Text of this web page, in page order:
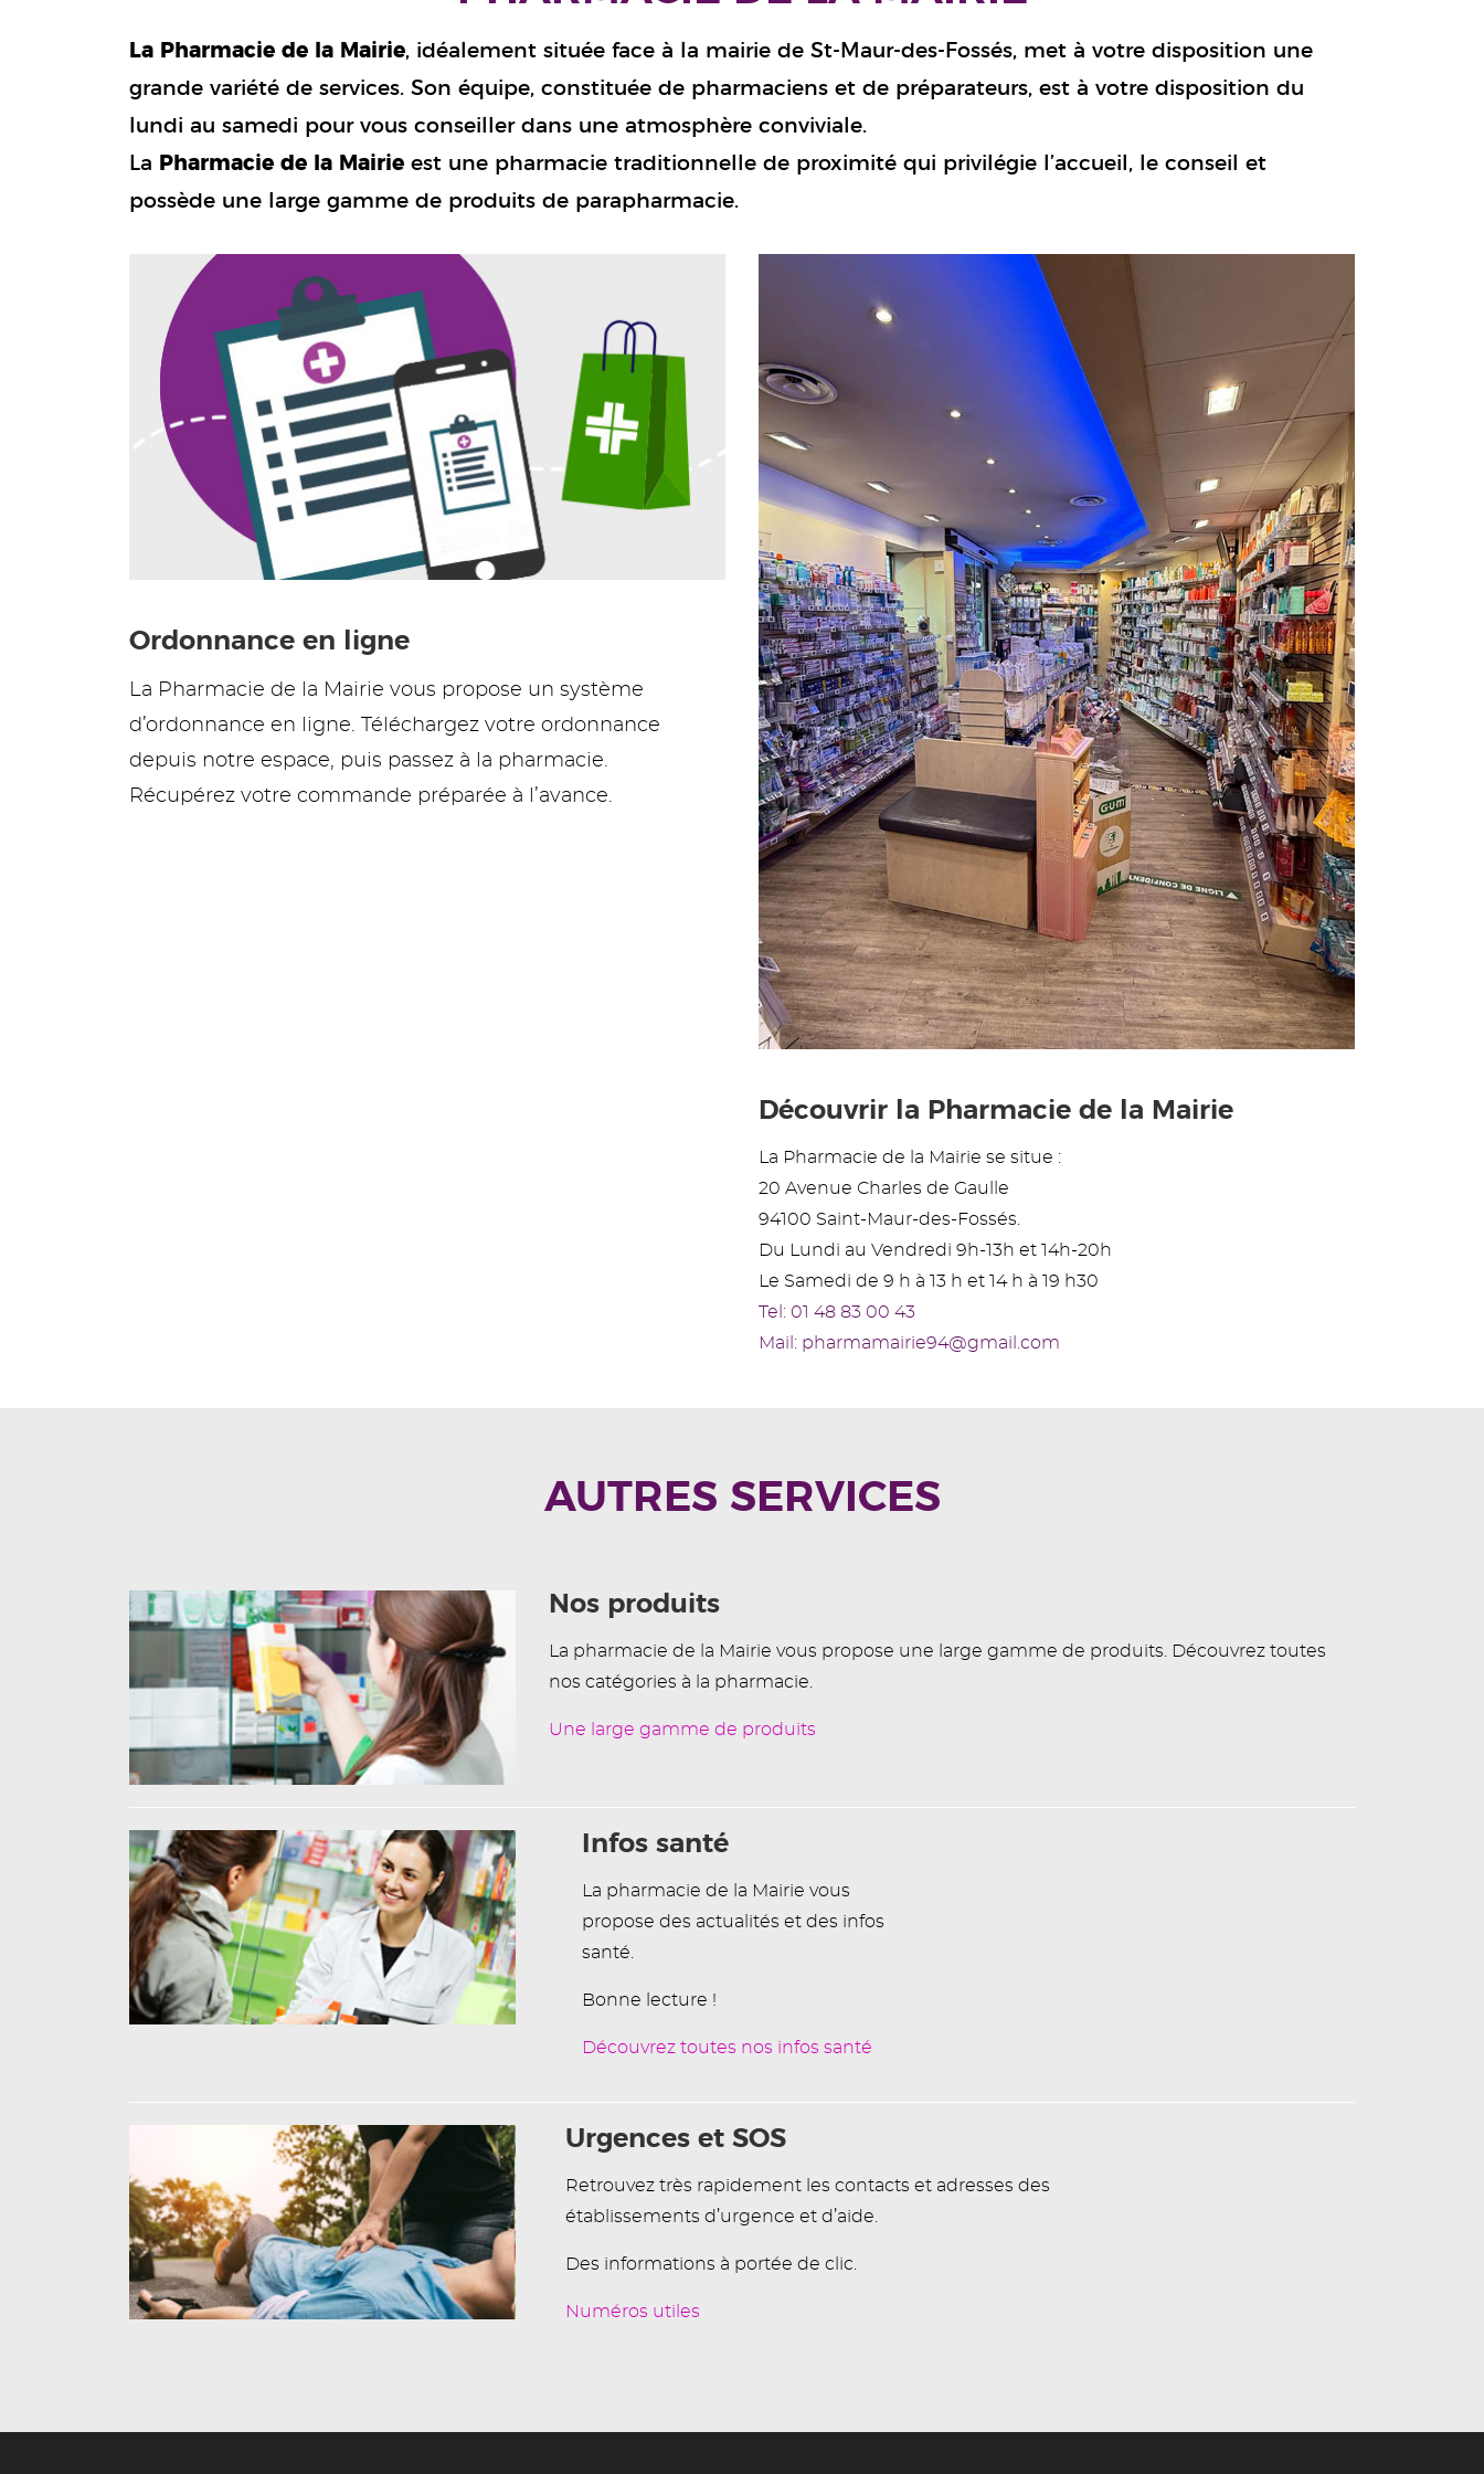
La Pharmacie de la Mairie, idéalement située face à la mairie de St-Maur-des-Fossés, met à votre disposition une
grande variété de services. Son équipe, constituée de pharmaciens et de préparateurs, est à votre disposition du
lundi au samedi pour vous conseiller dans une atmosphère conviviale.
La Pharmacie de la Mairie est une pharmacie traditionnelle de proximité qui privilégie l’accueil, le conseil et
possède une large gamme de produits de parapharmacie.
Ordonnance en ligne
La Pharmacie de la Mairie vous propose un système
d’ordonnance en ligne. Téléchargez votre ordonnance
depuis notre espace, puis passez à la pharmacie.
Récupérez votre commande préparée à l’avance.
Découvrir la Pharmacie de la Mairie
La Pharmacie de la Mairie se situe :
20 Avenue Charles de Gaulle
94100 Saint-Maur-des-Fossés.
Du Lundi au Vendredi 9h-13h et 14h-20h
Le Samedi de 9 h à 13 h et 14 h à 19 h30
Tel: 01 48 83 00 43
Mail: pharmamairie94@gmail.com
AUTRES SERVICES
Nos produits
La pharmacie de la Mairie vous propose une large gamme de produits. Découvrez toutes
nos catégories à la pharmacie.
Une large gamme de produits
Infos santé
La pharmacie de la Mairie vous
propose des actualités et des infos
santé.
Bonne lecture !
Découvrez toutes nos infos santé
Urgences et SOS
Retrouvez très rapidement les contacts et adresses des
établissements d’urgence et d’aide.
Des informations à portée de clic.
Numéros utiles